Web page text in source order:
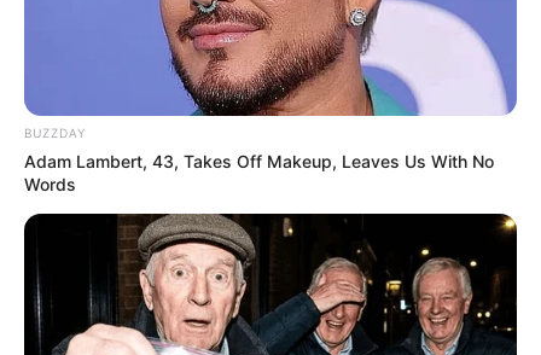
BUZZDAY
Adam Lambert, 43, Takes Off Makeup, Leaves Us With No
Words